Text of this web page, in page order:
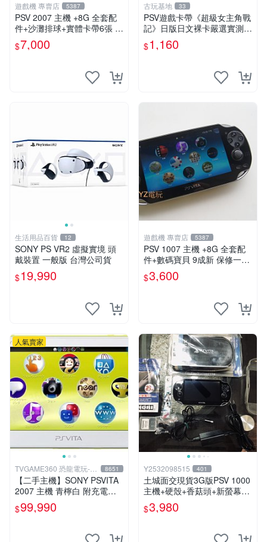
遊戲機 專賣店 5387
PSV 2007 主機 +8G 全套配
件+沙灘排球+實體卡帶6張 保
修一年 品質有保障
$7,000
古玩基地 33
PSV遊戲卡帶《超級女主角戰
記》日版日文裸卡嚴選實測正
常索尼專用 超級女主角戰記
PSV 日版 裸卡
$1,160
生活用品百貨 12
SONY PS VR2 虛擬實境 頭
戴裝置 一般版 台灣公司貨
$19,990
遊戲機 專賣店 5387
PSV 1007 主機 +8G 全套配
件+數碼寶貝 9成新 保修一年
品質有保障 psvita
$3,600
人氣賣家
TVGAME360 恐龍電玩-台
中店
8651
【二手主機】SONY PSVITA
2007 主機 青檸白 附充電器
USB傳輸線 PS VITA PSV 台
中恐龍電玩
$99,990
Y2532098515 401
土城面交現貨3G版PSV 1000
主機+硬殼+香菇頭+新螢幕玻
璃貼+初音掛繩+可改機版本8
成新 一年保修如照片所有的
$3,980